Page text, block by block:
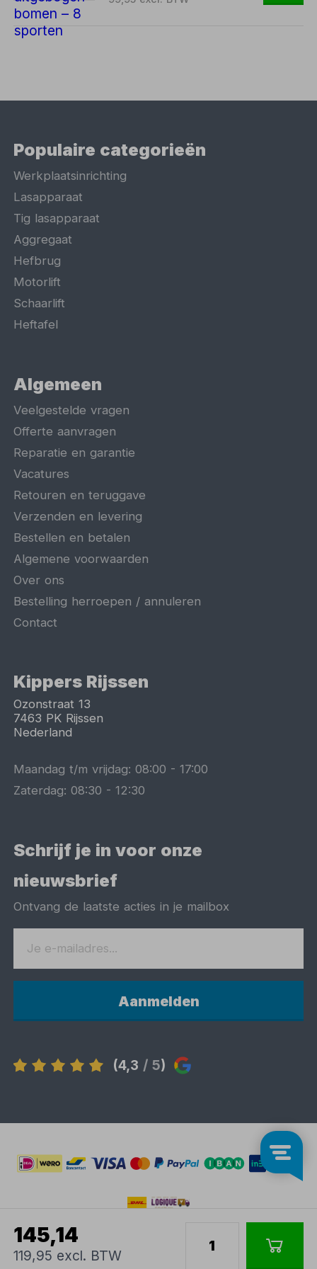
145,14
119,95 excl. BTW
Populaire categorieën
Werkplaatsinrichting
Lasapparaat
Tig lasapparaat
Aggregaat
Hefbrug
Motorlift
Schaarlift
Heftafel
Algemeen
Veelgestelde vragen
Offerte aanvragen
Reparatie en garantie
Vacatures
Retouren en teruggave
Verzenden en levering
Bestellen en betalen
Algemene voorwaarden
Over ons
Bestelling herroepen / annuleren
Contact
Kippers Rijssen
Ozonstraat 13
7463 PK Rijssen
Nederland
Maandag t/m vrijdag:08:00 -17:00
Zaterdag:08:30 -12:30
Schrijf je in voor onze
nieuwsbrief
Ontvang de laatste acties in je mailbox
Aanmelden
(4,3 / 5)